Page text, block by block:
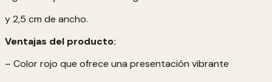
y 2,5 cm de ancho.
Ventajas del producto:
– Color rojo que ofrece una presentación vibrante